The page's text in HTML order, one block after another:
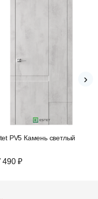
PV5 Камень светлый
490 ₽
›